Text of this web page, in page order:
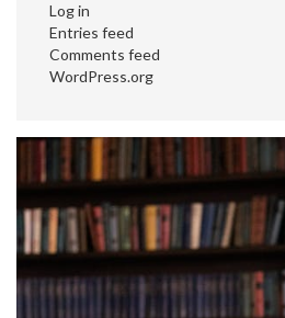
Log in
Entries feed
Comments feed
WordPress.org